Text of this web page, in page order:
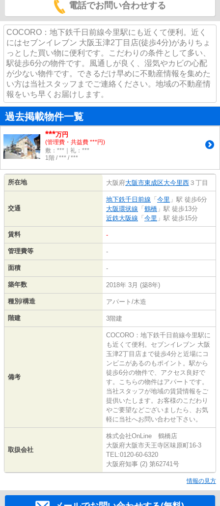
電話でお問い合わせする
COCORO：地下鉄千日前線今里駅にも近くて便利。近く
にはセブンイレブン 大阪玉津2丁目店(徒歩4分)がありちょ
っとした買い物に便利です。こだわりの条件として多い、
駅徒歩6分の物件です。風通しが良く、湿気やカビの心配
が少ない物件です。できるだけ早めに不動産情報を集めた
い方は当社スタッフまでご連絡ください。地域の不動産情
報をいち早くお届けします。
過去掲載物件一覧
***万円
(管理費・共益費 ***円)
敷：***｜礼：***
1階 / *** / ***
所在地 大阪府大阪市東成区大今里西 ３丁目
交通
地下鉄千日前線 「 今里 」駅 徒歩6分
大阪環状線 「 鶴橋 」駅 徒歩13分
近鉄大阪線 「 今里 」駅 徒歩15分
賃料 -
管理費等 -
面積 -
築年数 2018年 3月 (築8年)
種別/構造 アパート/木造
階建 3階建
備考
COCORO：地下鉄千日前線今里駅に
も近くて便利。セブンイレブン 大阪
玉津2丁目店まで徒歩4分と近場にコ
ンビニがあるのもポイント。駅から
徒歩6分の物件で、アクセス良好で
す。こちらの物件はアパートです。
当社スタッフが地域の賃貸情報をご
提供いたします。お客様のこだわり
やご要望などございましたら、お気
軽に当社へお問い合わせ下さい。
取扱会社
株式会社OnLine 鶴橋店
大阪府大阪市天王寺区味原町16-3
TEL:0120-60-6320
大阪府知事 (2) 第62741号
情報の見方